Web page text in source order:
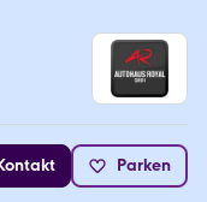
Parken